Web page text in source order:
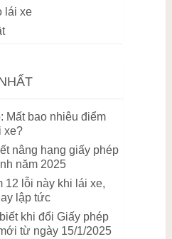
lái xe
Mất bao nhiêu điểm
xe?
nâng hạng giấy phép
năm 2025
12 lỗi này khi lái xe,
lập tức
khi đổi Giấy phép
từ ngày 15/1/2025